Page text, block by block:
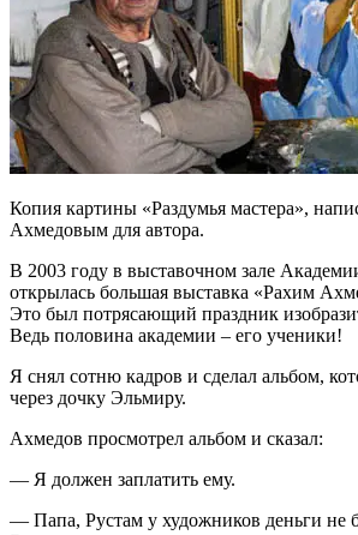
Копия картины «Раздумья мастера»,
Ахмедовым для автора.
В 2003 году в выставочном зале
открылась большая выставка «Рахим
Это был потрясающий праздник
Ведь половина академии – его ученики!
Я снял сотню кадров и сделал альбом,
через дочку Эльмиру.
Ахмедов просмотрел альбом и сказал:
— Я должен заплатить ему.
— Папа, Рустам у художников деньги не